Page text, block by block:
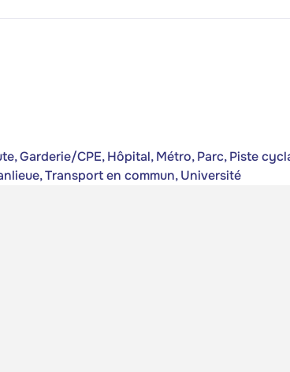
Garderie/CPE, Hôpital, Métro, Parc, Piste
Transport en commun, Université